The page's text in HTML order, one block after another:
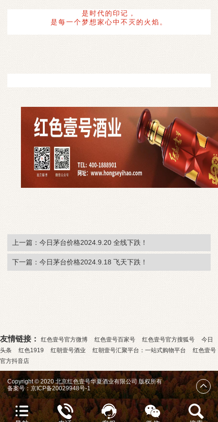
是时代的印记，
是每一个梦想家心中不灭的火焰。
上一篇：今日茅台价格2024.9.20 全线下跌！
下一篇：今日茅台价格2024.9.18 飞天下跌！
友情链接： 红色壹号官方微博 红色壹号百家号 红色壹号官方搜狐号
今日
头条
红色1919 红朝壹号酒业 红朝壹号汇聚平台：一站式购物平台
红色壹号
官方抖音店
Copyright © 2020 北京红色壹号华夏酒业有限公司 版权所有
备案号：京ICP备20029948号-1